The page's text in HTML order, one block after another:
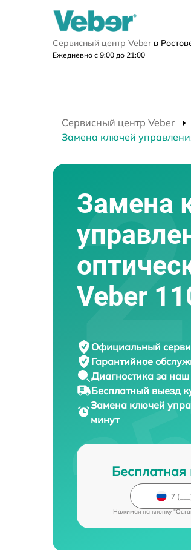
Сервисный центр Veber в
Ежедневно с 9:00 до 21:00
Сервисный центр Veber
Замена ключей
Замена
Veber
Официальный
Гарантийное
Диагностика за наш
Бесплатный выезд
Замена ключей
минут
Бесплатная
Нажимая на кнопку